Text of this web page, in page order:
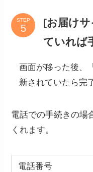
STEP
[お届け
ていれば
画面が移った後、
新されていたら完
電話での手続きの場
くれます。
電話番号